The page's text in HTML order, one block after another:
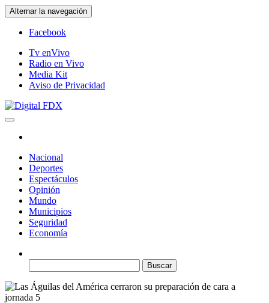
Saltar
al
contenido
Alternar la navegación
Facebook
Tv enVivo
Radio en Vivo
Media Kit
Aviso de Privacidad
Nacional
Deportes
Espectáculos
Opinión
Mundo
Municipios
Seguridad
Economía